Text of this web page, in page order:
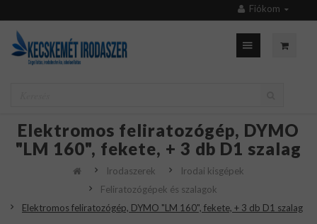
Fiókom
Elektromos feliratozógép, DYMO
"LM 160", fekete, + 3 db D1 szalag
Irodaszerek
Irodai kisgépek
Feliratozógépek és szalagok
Elektromos feliratozógép, DYMO "LM 160", fekete, + 3 db D1 szalag